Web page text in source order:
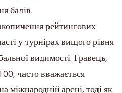
балів.
рейтингових
у турнірах вищого рівня
видимості. Гравець,
часто вважається
міжнародній арені, тоді як